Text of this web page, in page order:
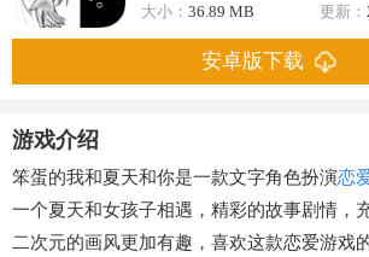
大小： 36.89 MB 更新：
安卓版下载
游戏介绍
笨蛋的我和夏天和你是一款文字角色扮演恋
一个夏天和女孩子相遇，精彩的故事剧情，
二次元的画风更加有趣，喜欢这款恋爱游戏